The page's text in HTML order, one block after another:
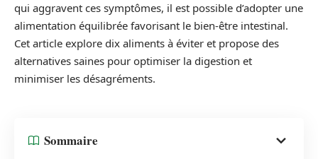
qui aggravent ces symptômes, il est possible d’adopter une
alimentation équilibrée favorisant le bien-être intestinal.
Cet article explore dix aliments à éviter et propose des
alternatives saines pour optimiser la digestion et
minimiser les désagréments.
Sommaire